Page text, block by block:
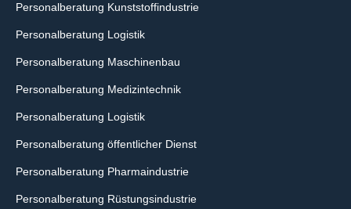
Personalberatung Kunststoffindustrie
Personalberatung Logistik
Personalberatung Maschinenbau
Personalberatung Medizintechnik
Personalberatung Logistik
Personalberatung öffentlicher Dienst
Personalberatung Pharmaindustrie
Personalberatung Rüstungsindustrie